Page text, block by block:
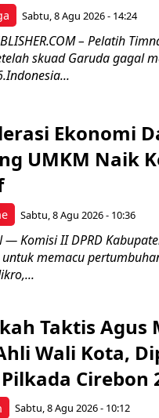
Sabtu, 8 Agu 2026 - 14:24
– Pelatih
skuad Garuda gagal
Ekonomi
UMKM Naik
Sabtu, 8 Agu 2026 - 10:36
— Komisi II DPRD
memacu
Taktis
Wali Kota,
Cirebon
Sabtu, 8 Agu 2026 - 10:12